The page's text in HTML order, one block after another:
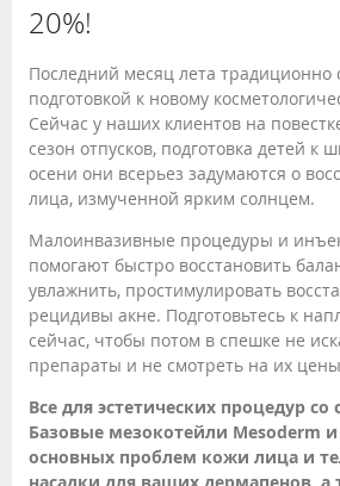
20%!
Последний месяц лета традиционно
подготовкой к новому
Сейчас у наших клиентов на
сезон отпусков, подготовка детей к
осени они всерьез задумаются о
лица, измученной ярким солнцем.
Малоинвазивные процедуры и
помогают быстро восстановить
увлажнить, простимулировать
рецидивы акне. Подготовьтесь к
сейчас, чтобы потом в спешке не
препараты и не смотреть на их
Все для эстетических процедур со
Базовые мезокотейли Mesoderm
основных проблем кожи лица и